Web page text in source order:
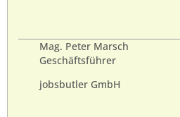
Mag. Peter Marsch
Geschäftsführer
jobsbutler GmbH